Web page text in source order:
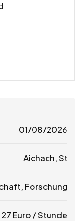
01/08/2026
Aichach, St
Forschung
27 Euro / Stunde